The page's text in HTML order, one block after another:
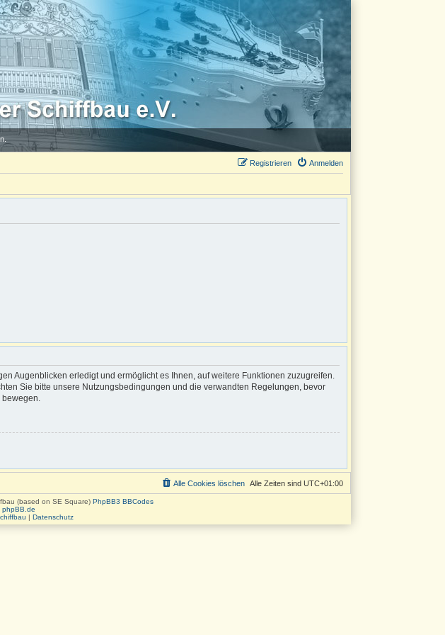
Anmelden
Registrieren
Augenblicken erledigt und ermöglicht es Ihnen, auf weitere Funktionen zuzugreifen.
Sie bitte unsere Nutzungsbedingungen und die verwandten Regelungen, bevor
Alle Zeiten sind UTC+01:00
Alle Cookies löschen
(based on SE Square) PhpBB3 BBCodes
phpBB.de
| Datenschutz